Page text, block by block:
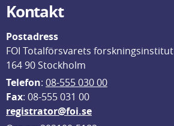
Kontakt
Postadress
FOI Totalförsvarets forskningsinstitut
164 90 Stockholm
Telefon: 08-555 030 00
Fax: 08-555 031 00
registrator@foi.se